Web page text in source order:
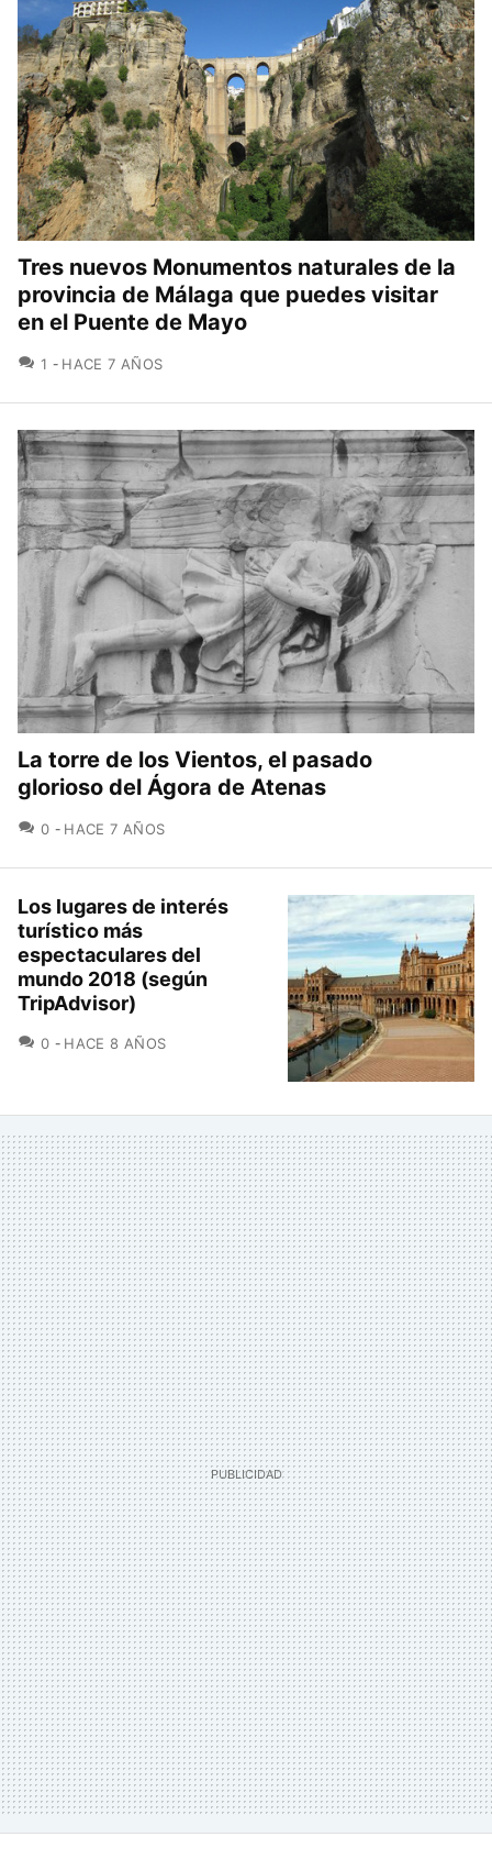
Tres nuevos Monumentos naturales de la
provincia de Málaga que puedes visitar
en el Puente de Mayo
1 COMENTARIOS
HACE 7 AÑOS
La torre de los Vientos, el pasado
glorioso del Ágora de Atenas
0 COMENTARIOS
HACE 7 AÑOS
Los lugares de interés
turístico más
espectaculares del
mundo 2018 (según
TripAdvisor)
0 COMENTARIOS
HACE 8 AÑOS